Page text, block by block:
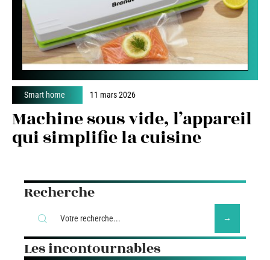
Smart home 11 mars 2026
Machine sous vide, l’appareil
qui simplifie la cuisine
Recherche
Les incontournables